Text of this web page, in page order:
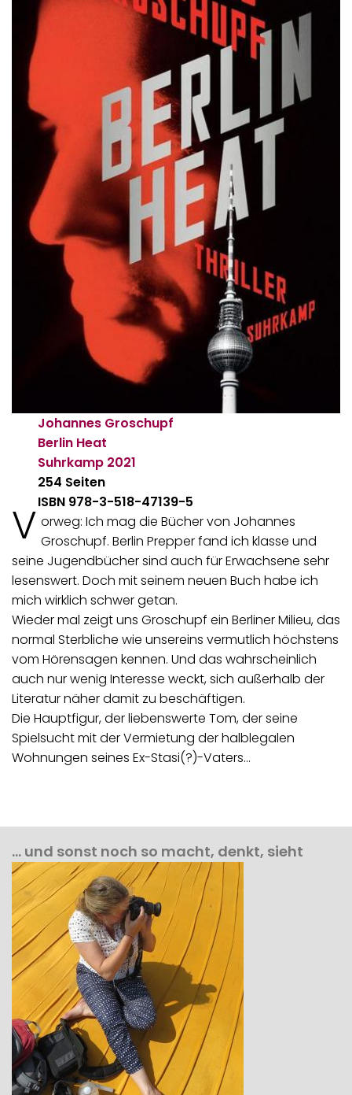
Johannes Groschupf
Berlin Heat
Suhrkamp 2021
254 Seiten
ISBN 978-3-518-47139-5
V orweg: Ich mag die Bücher von Johannes
Groschupf. Berlin Prepper fand ich klasse und
seine Jugendbücher sind auch für Erwachsene sehr
lesenswert. Doch mit seinem neuen Buch habe ich
mich wirklich schwer getan.
Wieder mal zeigt uns Groschupf ein Berliner Milieu, das
normal Sterbliche wie unsereins vermutlich höchstens
vom Hörensagen kennen. Und das wahrscheinlich
auch nur wenig Interesse weckt, sich außerhalb der
Literatur näher damit zu beschäftigen.
Die Hauptfigur, der liebenswerte Tom, der seine
Spielsucht mit der Vermietung der halblegalen
Wohnungen seines Ex-Stasi(?)-Vaters…
… und sonst noch so macht, denkt, sieht